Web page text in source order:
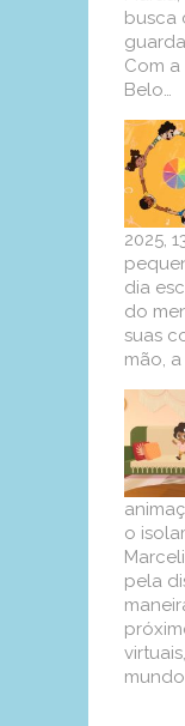
busca
Com
Belo…
2025,
dia
do
suas
mão,
o
pela